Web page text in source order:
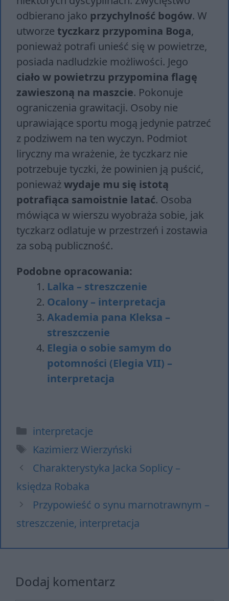
odbierano jako przychylność bogów. W
utworze tyczkarz przypomina Boga,
ponieważ potrafi unieść się w powietrze,
posiada nadludzkie możliwości. Jego
ciało w powietrzu przypomina flagę
zawieszoną na maszcie. Pokonuje
ograniczenia grawitacji. Osoby nie
uprawiające sportu mogą jedynie patrzeć
z podziwem na ten wyczyn. Podmiot
liryczny ma wrażenie, że tyczkarz nie
potrzebuje tyczki, że powinien ją puścić,
ponieważwydaje mu się istotą
potrafiąca samoistnie latać. Osoba
mówiąca w wierszu wyobraża sobie, jak
tyczkarz odlatuje w przestrzeń i zostawia
za sobą publiczność.
Podobne opracowania:
Lalka – streszczenie
Ocalony – interpretacja
Akademia pana Kleksa –
streszczenie
Elegia o sobie samym do
potomności (Elegia VII) –
interpretacja
Kategorie
interpretacje
Tagi
Kazimierz Wierzyński
Charakterystyka Jacka Soplicy –
księdza Robaka
Przypowieść o synu marnotrawnym –
streszczenie, interpretacja
Dodaj komentarz